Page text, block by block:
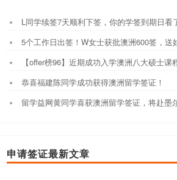
L同学续签7天顺利下签，你的学签到期日看
5个工作日出签！W女士获批澳洲600签，送
【offer榜96】近期成功入学澳洲八大硕士课
恭喜福建陈同学成功获得澳洲留学签证！
留学益网黄同学喜获澳洲留学签证，将赴墨
申请签证最新文章